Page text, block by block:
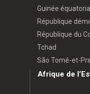
Guinée
République
République du
Tchad
São Tomé-et-
Afrique de